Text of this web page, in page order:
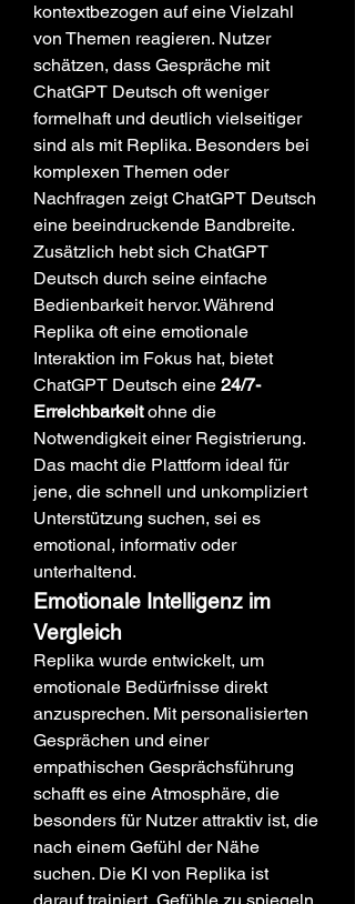
kontextbezogen auf eine Vielzahl
von Themen reagieren. Nutzer
schätzen, dass Gespräche mit
ChatGPT Deutsch oft weniger
formelhaft und deutlich vielseitiger
sind als mit Replika. Besonders bei
komplexen Themen oder
Nachfragen zeigt ChatGPT Deutsch
eine beeindruckende Bandbreite.
Zusätzlich hebt sich ChatGPT
Deutsch durch seine einfache
Bedienbarkeit hervor. Während
Replika oft eine emotionale
Interaktion im Fokus hat, bietet
ChatGPT Deutsch eine 24/7-
Erreichbarkeit ohne die
Notwendigkeit einer Registrierung.
Das macht die Plattform ideal für
jene, die schnell und unkompliziert
Unterstützung suchen, sei es
emotional, informativ oder
unterhaltend.
Emotionale Intelligenz im
Vergleich
Replika wurde entwickelt, um
emotionale Bedürfnisse direkt
anzusprechen. Mit personalisierten
Gesprächen und einer
empathischen Gesprächsführung
schafft es eine Atmosphäre, die
besonders für Nutzer attraktiv ist, die
nach einem Gefühl der Nähe
suchen. Die KI von Replika ist